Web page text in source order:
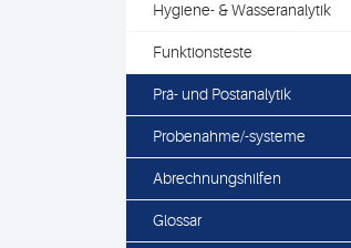
Hygiene- & Wasseranalytik
Funktionsteste
Prä- und Postanalytik
Probenahme/-systeme
Abrechnungshilfen
Glossar